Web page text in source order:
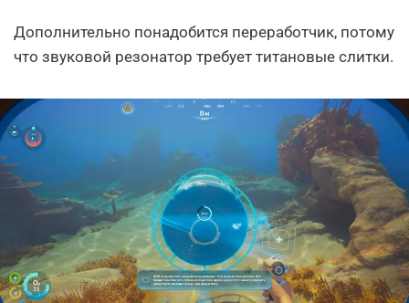
Дополнительно понадобится переработчик, потому
что звуковой резонатор требует титановые слитки.